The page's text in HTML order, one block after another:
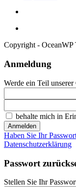
Copyright - OceanWP
Anmeldung
Werde ein Teil unserer
behalte mich in
Anmelden
Haben Sie Ihr
Datenschutzerklärung
Passwort
Stellen Sie Ihr